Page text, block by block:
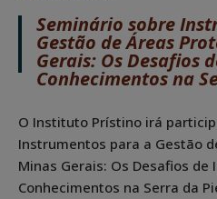
Seminário sobre
Gestão de Áreas
Gerais: Os Desafios
Conhecimentos na
O Instituto Prístino irá
Instrumentos para a Gestão
Minas Gerais: Os Desafios de
Conhecimentos na Serra da